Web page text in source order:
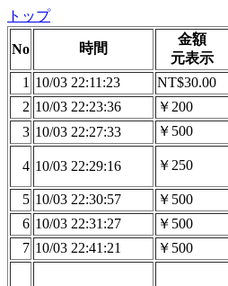
トップ
No 時間
金額
元表示
1 10/03 22:11:23 NT$30.00
2 10/03 22:23:36 ￥200
3 10/03 22:27:33 ￥500
4 10/03 22:29:16 ￥250
5 10/03 22:30:57 ￥500
6 10/03 22:31:27 ￥500
7 10/03 22:41:21 ￥500